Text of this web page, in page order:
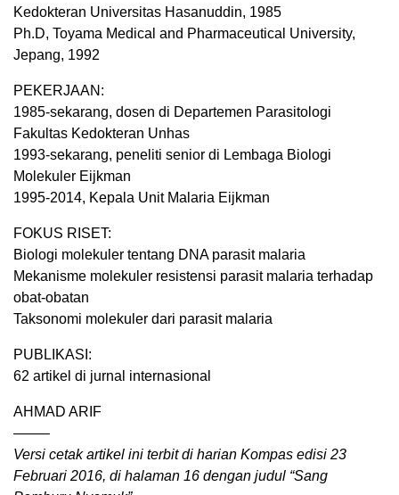
Kedokteran Universitas Hasanuddin, 1985
Ph.D, Toyama Medical and Pharmaceutical University,
Jepang, 1992
PEKERJAAN:
1985-sekarang, dosen di Departemen Parasitologi
Fakultas Kedokteran Unhas
1993-sekarang, peneliti senior di Lembaga Biologi
Molekuler Eijkman
1995-2014, Kepala Unit Malaria Eijkman
FOKUS RISET:
Biologi molekuler tentang DNA parasit malaria
Mekanisme molekuler resistensi parasit malaria terhadap
obat-obatan
Taksonomi molekuler dari parasit malaria
PUBLIKASI:
62 artikel di jurnal internasional
AHMAD ARIF
——–
Versi cetak artikel ini terbit di harian Kompas edisi 23
Februari 2016, di halaman 16 dengan judul “Sang